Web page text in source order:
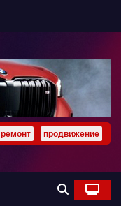
ремонт продвижение